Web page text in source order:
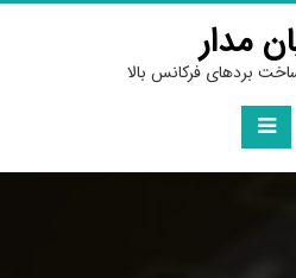
مدار
بردهای فرکانس بالا